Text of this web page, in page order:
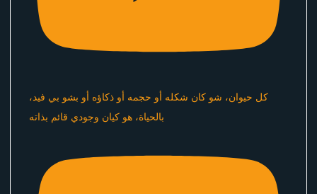
كل حيوان، شو كان شكله أو حجمه أو ذكاؤه أو بشو بي فيد،
بالحياة، هو كيان وجودي قائم بذاته